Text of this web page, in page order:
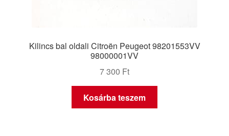
SzekérKilincs bal oldali Citroën Peugeot 98201553VV
98000001VV
7 300 Ft
Kosárba teszem